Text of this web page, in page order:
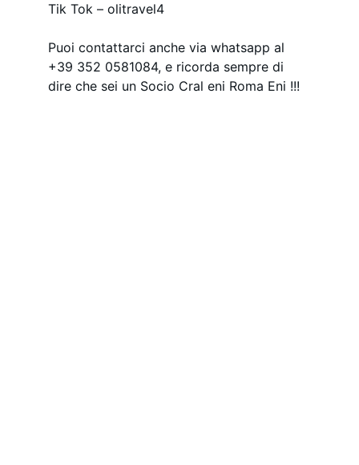
Tik Tok – olitravel4
Puoi contattarci anche via whatsapp al
+39 352 0581084, e ricorda sempre di
dire che sei un Socio Cral eni Roma Eni !!!